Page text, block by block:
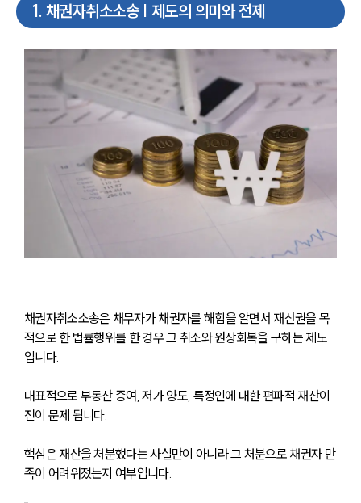
1 . 채권자취소소송 | 제도의 의미와 전제
채권자취소소송은 채무자가 채권자를 해함을 알면서 재산권을 목
적으로 한 법률행위를 한 경우 그 취소와 원상회복을 구하는 제도
입니다.
대표적으로 부동산 증여, 저가 양도, 특정인에 대한 편파적 재산이
전이 문제 됩니다.
핵심은 재산을 처분했다는 사실만이 아니라 그 처분으로 채권자 만
족이 어려워졌는지 여부입니다.